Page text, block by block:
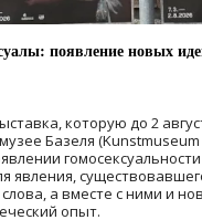
появление новых
которую до 2
Базеля (Kunstmuseum
явления,
а вместе с ними и
опыт.